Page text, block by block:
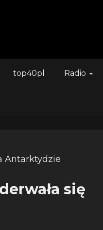
top40pl Radio
się